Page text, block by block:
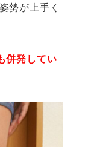
勢が上手く
併発してい